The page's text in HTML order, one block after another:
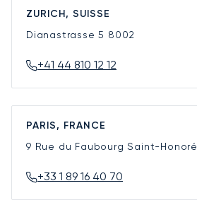
ZURICH, SUISSE
Dianastrasse 5 8002
+41 44 810 12 12
PARIS, FRANCE
9 Rue du Faubourg Saint-Honoré
+33 1 89 16 40 70